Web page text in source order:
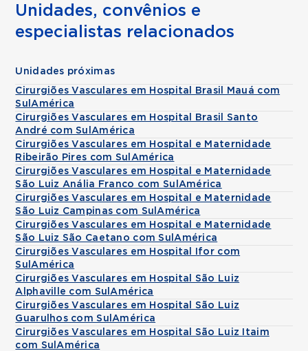
Unidades, convênios e
especialistas relacionados
Unidades próximas
Cirurgiões Vasculares em Hospital Brasil Mauá com
SulAmérica
Cirurgiões Vasculares em Hospital Brasil Santo
André com SulAmérica
Cirurgiões Vasculares em Hospital e Maternidade
Ribeirão Pires com SulAmérica
Cirurgiões Vasculares em Hospital e Maternidade
São Luiz Anália Franco com SulAmérica
Cirurgiões Vasculares em Hospital e Maternidade
São Luiz Campinas com SulAmérica
Cirurgiões Vasculares em Hospital e Maternidade
São Luiz São Caetano com SulAmérica
Cirurgiões Vasculares em Hospital Ifor com
SulAmérica
Cirurgiões Vasculares em Hospital São Luiz
Alphaville com SulAmérica
Cirurgiões Vasculares em Hospital São Luiz
Guarulhos com SulAmérica
Cirurgiões Vasculares em Hospital São Luiz Itaim
com SulAmérica